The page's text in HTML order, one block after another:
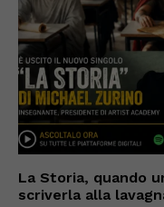
La Storia, quando
scriverla alla